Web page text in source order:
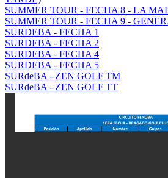
SUMMER TOUR - FECHA 8 - LA
SUMMER TOUR - FECHA 9 -
SURDEBA - FECHA 1
SURDEBA - FECHA 2
SURDEBA - FECHA 4
SURDEBA - FECHA 5
SURdeBA - ZEN GOLF TM
SURdeBA - ZEN GOLF TT